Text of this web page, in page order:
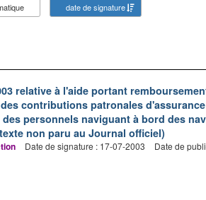
date de signature
relative à l'aide portant
contributions patronales
personnels naviguant à bord des
non paru au Journal officiel)
Date de signature : 17-07-2003 Date de